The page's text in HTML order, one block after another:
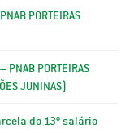
PORTEIRAS
PNAB PORTEIRAS
JUNINAS)
do 13º salário